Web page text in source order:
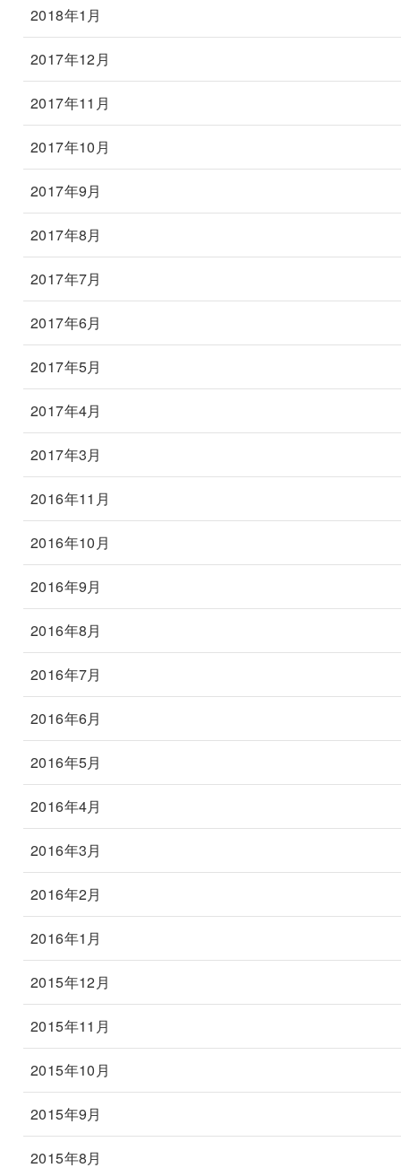
2018年1月
2017年12月
2017年11月
2017年10月
2017年9月
2017年8月
2017年7月
2017年6月
2017年5月
2017年4月
2017年3月
2016年11月
2016年10月
2016年9月
2016年8月
2016年7月
2016年6月
2016年5月
2016年4月
2016年3月
2016年2月
2016年1月
2015年12月
2015年11月
2015年10月
2015年9月
2015年8月